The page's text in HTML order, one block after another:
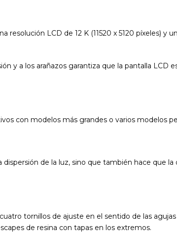
LCD de 12 K (11520 x 5120 píxeles) y
y a los arañazos garantiza que la pantalla LCD
con modelos más grandes o varios modelos
de la luz, sino que también hace que
tornillos de ajuste en el sentido de las agujas
de resina con tapas en los extremos.